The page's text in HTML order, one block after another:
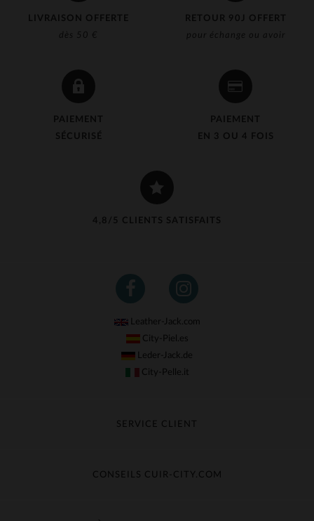
LIVRAISON OFFERTE
dès 50 €
RETOUR 90J OFFERT
pour échange ou avoir
PAIEMENT
SÉCURISÉ
PAIEMENT
EN 3 OU 4 FOIS
4,8/5 CLIENTS SATISFAITS
Leather-Jack.com
City-Piel.es
Leder-Jack.de
City-Pelle.it
SERVICE CLIENT
Échange & Remboursement
CONSEILS CUIR-CITY.COM